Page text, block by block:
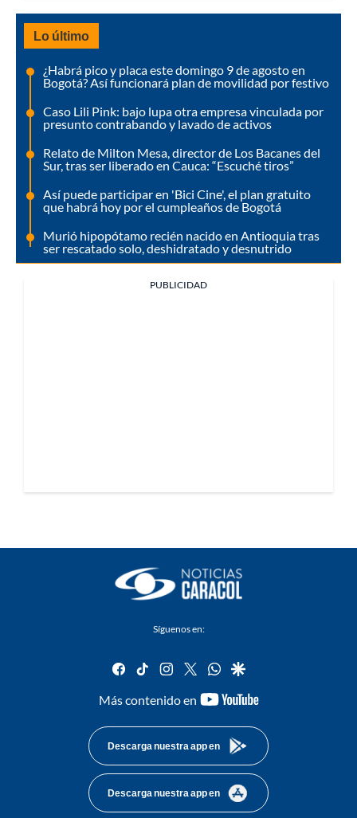
Lo último
¿Habrá pico y placa este domingo 9 de agosto en
Bogotá? Así funcionará plan de movilidad por festivo
Caso Lili Pink: bajo lupa otra empresa vinculada por
presunto contrabando y lavado de activos
Relato de Milton Mesa, director de Los Bacanes del
Sur, tras ser liberado en Cauca: “Escuché tiros”
Así puede participar en 'Bici Cine', el plan gratuito
que habrá hoy por el cumpleaños de Bogotá
Murió hipopótamo recién nacido en Antioquia tras
ser rescatado solo, deshidratado y desnutrido
PUBLICIDAD
Síguenos en:
facebook
tiktok instagram
twitterwhatsapp
google
Más contenido en
youtube-
Descarga nuestra app en
Descarga nuestra app en